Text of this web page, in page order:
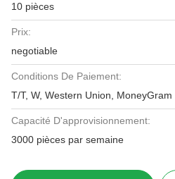
10 pièces
Prix:
negotiable
Conditions De Paiement:
T/T, W, Western Union, MoneyGram
Capacité D'approvisionnement:
3000 pièces par semaine